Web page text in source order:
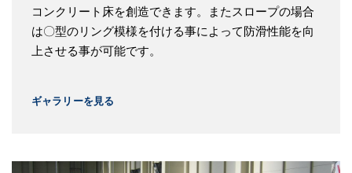
コンクリート床を創造できます。またスロープの場合
は〇型のリング模様を付ける事によって防滑性能を向
上させる事が可能です。
ギャラリーを見る